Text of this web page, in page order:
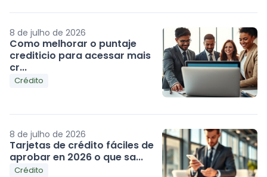
8 de julho de 2026
Como melhorar o puntaje
crediticio para acessar mais
cr...
Crédito
8 de julho de 2026
Tarjetas de crédito fáciles de
aprobar en 2026 o que sa...
Crédito